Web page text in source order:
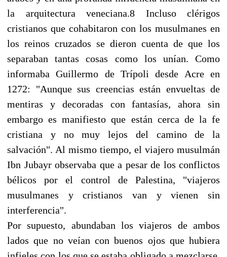
la arquitectura veneciana.8 Incluso clérigos
cristianos que cohabitaron con los musulmanes en
los reinos cruzados se dieron cuenta de que los
separaban tantas cosas como los unían. Como
informaba Guillermo de Trípoli desde Acre en
1272: "Aunque sus creencias están envueltas de
mentiras y decoradas con fantasías, ahora sin
embargo es manifiesto que están cerca de la fe
cristiana y no muy lejos del camino de la
salvación". Al mismo tiempo, el viajero musulmán
Ibn Jubayr observaba que a pesar de los conflictos
bélicos por el control de Palestina, "viajeros
musulmanes y cristianos van y vienen sin
interferencia".
Por supuesto, abundaban los viajeros de ambos
lados que no veían con buenos ojos que hubiera